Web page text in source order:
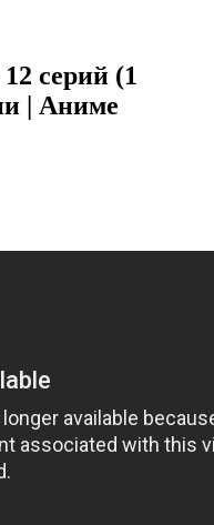
серий (1
| Аниме